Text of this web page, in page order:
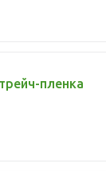
пленка